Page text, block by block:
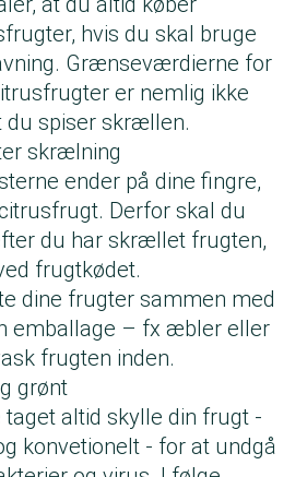
hvis du skal bruge
Grænseværdierne for
er nemlig ikke
du spiser skrællen.
skrælning
ender på dine fingre,
Derfor skal du
du har skrællet frugten,
frugtkødet.
dine frugter sammen med
emballage – fx æbler eller
frugten inden.
grønt
taget altid skylle din frugt -
konvetionelt - for at undgå